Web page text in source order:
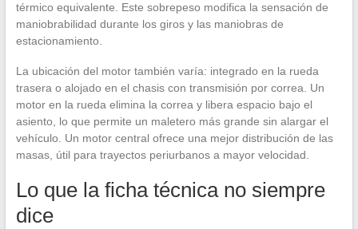
térmico equivalente. Este sobrepeso modifica la sensación de
maniobrabilidad durante los giros y las maniobras de
estacionamiento.
La ubicación del motor también varía: integrado en la rueda
trasera o alojado en el chasis con transmisión por correa. Un
motor en la rueda elimina la correa y libera espacio bajo el
asiento, lo que permite un maletero más grande sin alargar el
vehículo. Un motor central ofrece una mejor distribución de las
masas, útil para trayectos periurbanos a mayor velocidad.
Lo que la ficha técnica no siempre
dice